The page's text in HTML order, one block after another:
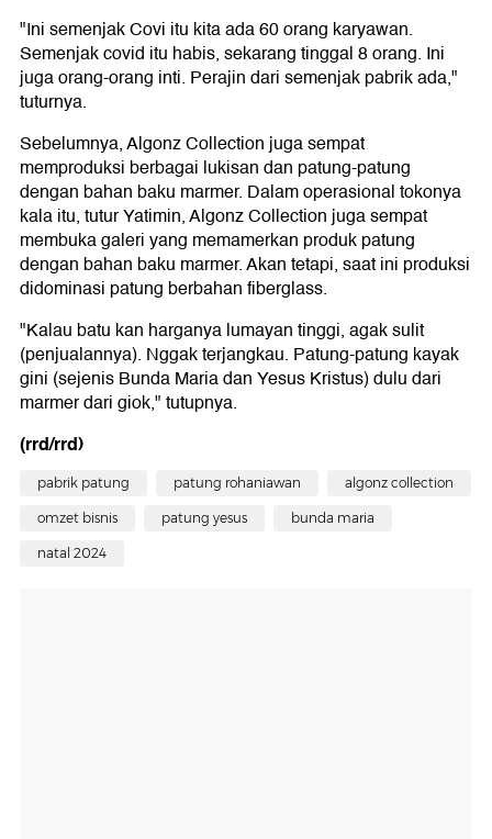
"Ini semenjak Covi itu kita ada 60 orang karyawan.
Semenjak covid itu habis, sekarang tinggal 8 orang. Ini
juga orang-orang inti. Perajin dari semenjak pabrik ada,"
tuturnya.
Sebelumnya, Algonz Collection juga sempat
memproduksi berbagai lukisan dan patung-patung
dengan bahan baku marmer. Dalam operasional tokonya
kala itu, tutur Yatimin, Algonz Collection juga sempat
membuka galeri yang memamerkan produk patung
dengan bahan baku marmer. Akan tetapi, saat ini produksi
didominasi patung berbahan fiberglass.
"Kalau batu kan harganya lumayan tinggi, agak sulit
(penjualannya). Nggak terjangkau. Patung-patung kayak
gini (sejenis Bunda Maria dan Yesus Kristus) dulu dari
marmer dari giok," tutupnya.
(rrd/rrd)
pabrik patung patung rohaniawan algonz collection
omzet bisnis patung yesus bunda maria
natal 2024